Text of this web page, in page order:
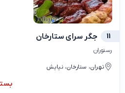
11 جگر سرای ستارخان
رستوران
تهران، ستارخان، نیایش